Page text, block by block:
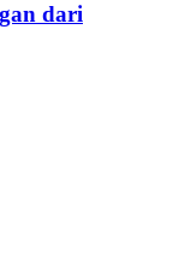
dari